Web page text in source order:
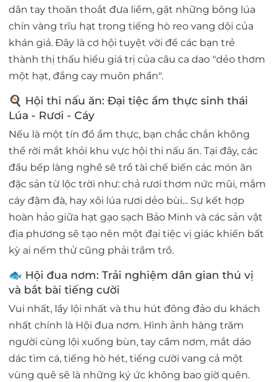
dân tay thoăn thoắt đưa liềm, gặt những bông lúa
chín vàng trĩu hạt trong tiếng hò reo vang dội của
khán giả. Đây là cơ hội tuyệt vời để các bạn trẻ
thành thị thấu hiểu giá trị của câu ca dao "dẻo thơm
một hạt, đắng cay muôn phần".
🍳 Hội thi nấu ăn: Đại tiệc ẩm thực sinh thái
Lúa - Rươi - Cáy
Nếu là một tín đồ ẩm thực, bạn chắc chắn không
thể rời mắt khỏi khu vực hội thi nấu ăn. Tại đây, các
đầu bếp làng nghề sẽ trổ tài chế biến các món ăn
đặc sản từ lộc trời như: chả rươi thơm nức mũi, mắm
cáy đậm đà, hay xôi lúa rươi dẻo bùi... Sự kết hợp
hoàn hảo giữa hạt gạo sạch Bảo Minh và các sản vật
địa phương sẽ tạo nên một đại tiệc vị giác khiến bất
kỳ ai nếm thử cũng phải trầm trồ.
🐟 Hội đua nơm: Trải nghiệm dân gian thú vị
và bắt bài tiếng cười
Vui nhất, lầy lội nhất và thu hút đông đảo du khách
nhất chính là Hội đua nơm. Hình ảnh hàng trăm
người cùng lội xuống bùn, tay cầm nơm, mắt dáo
dác tìm cá, tiếng hò hét, tiếng cười vang cả một
vùng quê sẽ là những ký ức không bao giờ quên.